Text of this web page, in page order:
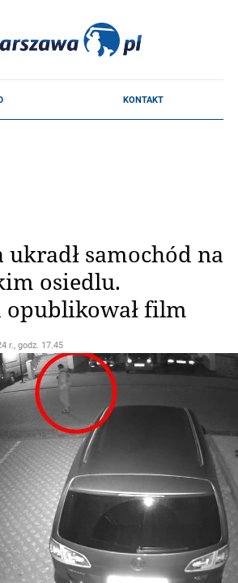
ukradł samochód na
osiedlu.
film
r., godz. 17.45